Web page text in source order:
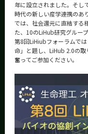
年に設立されました。そし
時代の新しい産学連携のあ
では、社会還元に直結する
た、10のLiHub研究グルー
第8回LiHiubフォーラムで
命」と題し、LiHub 2.0の取
奮ってご参加ください。